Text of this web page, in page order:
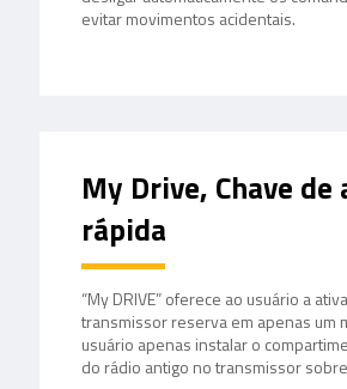
evitar movimentos acidentais.
My Drive, Chave de
rápida
“My DRIVE” oferece ao usuário a
transmissor reserva em apenas um
usuário apenas instalar o
do rádio antigo no transmissor